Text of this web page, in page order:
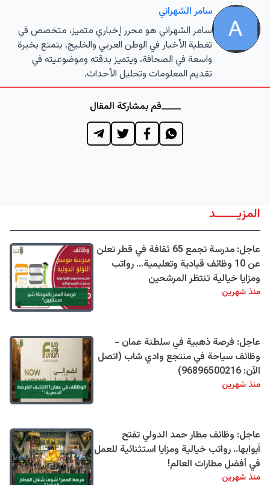
سامر الشهراني
سامر الشهراني هو محرر إخباري متميز، متخصص في
تغطية الأخبار في الوطن العربي والخليج. يتمتع بخبرة
واسعة في الصحافة، ويتميز بدقته وموضوعيته في
تقديم المعلومات وتحليل الأحداث.
قم بمشاركة المقال
المزيــــــد
عاجل: مدرسة تجمع 65 ثقافة في قطر تعلن
عن 10 وظائف قيادية وتعليمية… رواتب
ومزايا خيالية تنتظر المرشحين
منذ شهرين
عاجل: فرصة ذهبية في سلطنة عمان -
وظائف سياحة في منتجع وادي شاب (اتصل
الآن: 96896500216)
منذ شهرين
عاجل: وظائف مطار حمد الدولي تفتح
أبوابها.. رواتب خيالية ومزايا استثنائية للعمل
في أفضل مطارات العالم!
منذ شهرين